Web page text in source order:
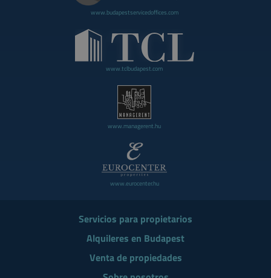
www.budapestservicedoffices.com
www.tclbudapest.com
www.managerent.hu
www.eurocenter.hu
Servicios para propietarios
Alquileres en Budapest
Venta de propiedades